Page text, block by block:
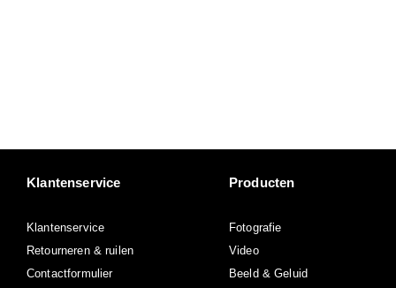
Klantenservice
Klantenservice
Retourneren & ruilen
Contactformulier
Producten
Fotografie
Video
Beeld & Geluid